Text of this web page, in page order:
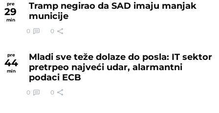
pre
29
min
Tramp negirao da SAD imaju manjak
municije
0 0
pre
44
min
Mladi sve teže dolaze do posla: IT sektor
pretrpeo najveći udar, alarmantni
podaci ECB
0 0